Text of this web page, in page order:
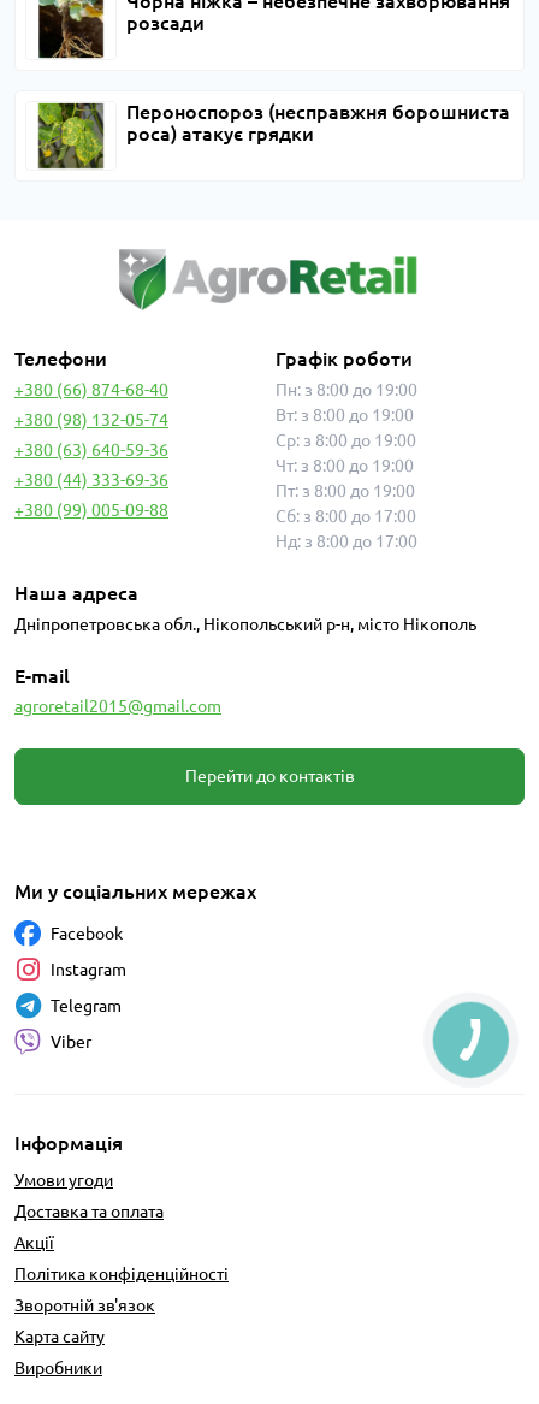
розсади
Пероноспороз (несправжня борошниста
роса) атакує грядки
Телефони
+380 (66) 874-68-40
+380 (98) 132-05-74
+380 (63) 640-59-36
+380 (44) 333-69-36
+380 (99) 005-09-88
Графік роботи
Пн: з 8:00 до 19:00
Вт: з 8:00 до 19:00
Ср: з 8:00 до 19:00
Чт: з 8:00 до 19:00
Пт: з 8:00 до 19:00
Сб: з 8:00 до 17:00
Нд: з 8:00 до 17:00
Наша адреса
Дніпропетровська обл., Нікопольський р-н, місто Нікополь
E-mail
agroretail2015@gmail.com
Перейти до контактів
Інформація
Умови угоди
Доставка та оплата
Акції
Політика конфіденційності
Зворотній зв'язок
Карта сайту
Виробники
Ми у соціальних мережах
Facebook
Instagram
Telegram
Viber